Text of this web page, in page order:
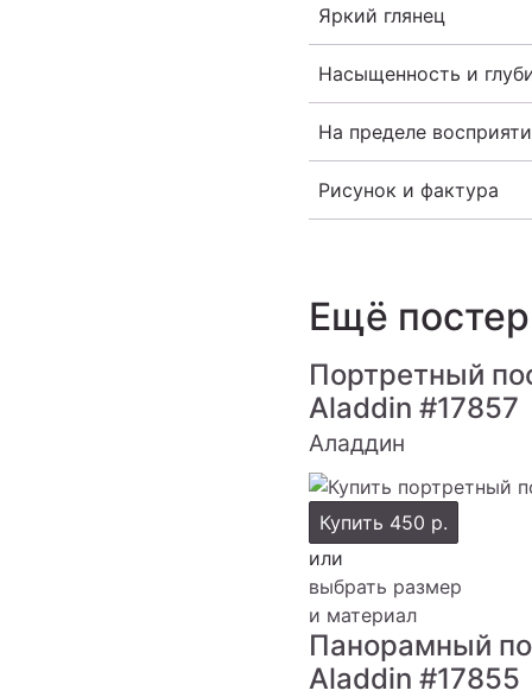
Яркий глянец
Насыщенность и
На пределе
Рисунок и фактура
Ещё
Портретный
Aladdin #17857
Аладдин
Купить 450 р.
или
выбрать размер
и материал
Панорамный
Aladdin #17855